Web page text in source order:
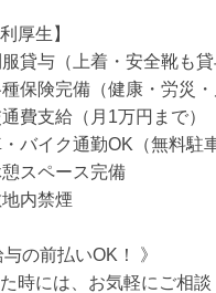
厚生】
服貸与（上着・安全靴も
種保険完備（健康・労災
費支給（月1万円まで）
・バイク通勤OK（無料駐
憩スペース完備
内禁煙
与の前払いOK！ 》
時には、お気軽にご相